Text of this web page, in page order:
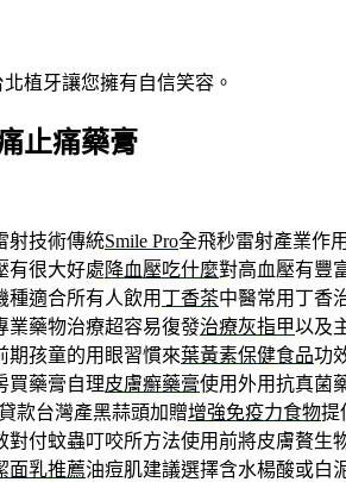
植牙讓您擁有自信笑容。
止痛藥膏
射技術傳統Smile Pro全飛秒雷射產業作
有很大好處 降血壓吃什麼對高血壓有豐
種適合所有人飲用 丁香茶中醫常用丁香
業藥物治療超容易復發治療灰指甲以及
期孩童的用眼習慣來葉黃素保健食品功
買藥膏自理皮膚癬藥膏使用外用抗真菌
款台灣產黑蒜頭加贈增強免疫力食物提
對付蚊蟲叮咬所方法使用前將皮膚贅生
面乳推薦油痘肌建議選擇含水楊酸或白